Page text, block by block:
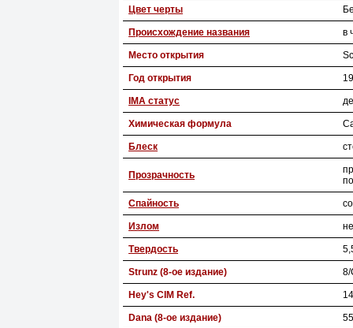
Цвет черты
Происхождение названия в
Место открытия
Год открытия
IMA статус
Химическая формула
Блеск
Прозрачность
Спайность
Излом
Твердость
Strunz (8-ое издание) 8/
Hey's CIM Ref.
Dana (8-ое издание)